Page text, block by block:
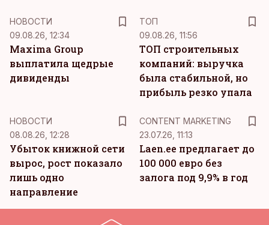
НОВОСТИ
09.08.26, 12:34
Maxima Group
выплатила щедрые
дивиденды
ТОП
09.08.26, 11:56
ТОП строительных
компаний: выручка
была стабильной, но
прибыль резко упала
НОВОСТИ
08.08.26, 12:28
Убыток книжной сети
вырос, рост показало
лишь одно
направление
CONTENT MARKETING
23.07.26, 11:13
Laen.ee предлагает до
100 000 евро без
залога под 9,9% в год